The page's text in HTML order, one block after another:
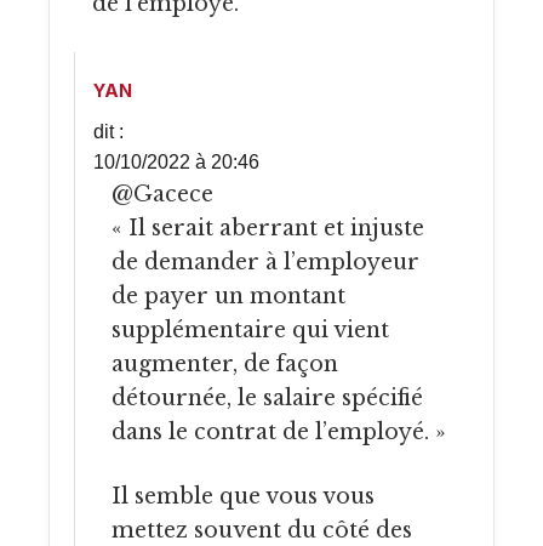
YAN
dit :
10/10/2022 à 20:46
@Gacece
« Il serait aberrant et injuste
de demander à l’employeur
de payer un montant
supplémentaire qui vient
augmenter, de façon
détournée, le salaire spécifié
dans le contrat de l’employé. »
Il semble que vous vous
mettez souvent du côté des